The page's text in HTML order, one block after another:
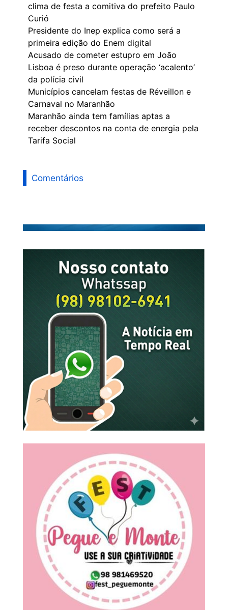
clima de festa a comitiva do prefeito Paulo
Curió
Presidente do Inep explica como será a
primeira edição do Enem digital
Acusado de cometer estupro em João
Lisboa é preso durante operação ‘acalento’
da polícia civil
Municípios cancelam festas de Réveillon e
Carnaval no Maranhão
Maranhão ainda tem famílias aptas a
receber descontos na conta de energia pela
Tarifa Social
Comentários